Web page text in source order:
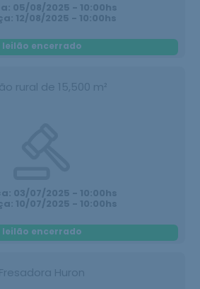
05/08/2025 - 10:00hs
12/08/2025 - 10:00hs
leilão encerrado
rural de 15,500 m²
03/07/2025 - 10:00hs
10/07/2025 - 10:00hs
leilão encerrado
Fresadora Huron